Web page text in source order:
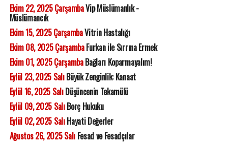
Ekim 22, 2025 ÇarşambaVip Müslümanlık -
Müslümancık
Ekim 15, 2025 ÇarşambaVitrin Hastalığı
Ekim 08, 2025 ÇarşambaFurkan ile Sırrına Ermek
Ekim 01, 2025 ÇarşambaBağları Koparmayalım!
Eylül 23, 2025 SalıBüyük Zenginlik: Kanaat
Eylül 16, 2025 SalıDüşüncenin Tekamülü
Eylül 09, 2025 SalıBorç Hukuku
Eylül 02, 2025 SalıHayati Değerler
Ağustos 26, 2025 SalıFesad ve Fesadçılar